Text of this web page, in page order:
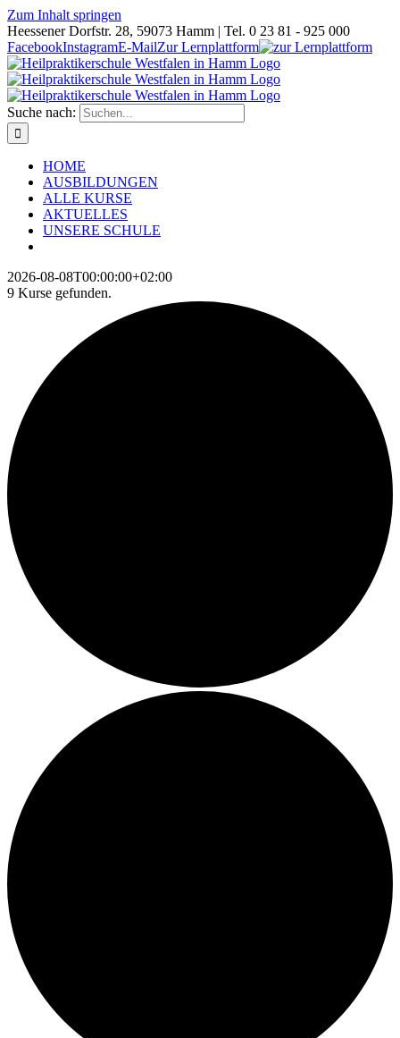
Zum Inhalt springen
Heessener Dorfstr. 28, 59073 Hamm | Tel. 0 23 81 - 925 000
FacebookInstagramE-MailZur Lernplattform
Suche nach:
HOME
AUSBILDUNGEN
ALLE KURSE
AKTUELLES
UNSERE SCHULE
2026-08-08T00:00:00+02:00
9 Kurse gefunden.